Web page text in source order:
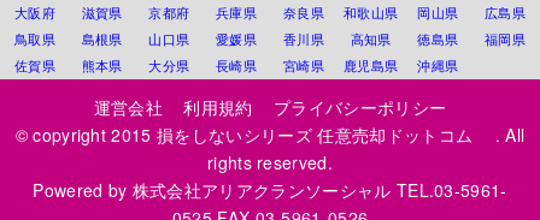
大阪府
滋賀県 京都府 兵庫県 奈良県 和歌山県 岡山県
広島県
鳥取県
島根県 山口県 愛媛県 香川県 高知県 徳島県
福岡県
佐賀県
熊本県 大分県 長崎県 宮崎県 鹿児島県 沖縄県
運営会社 利用規約
プライバシーポリシー
© copyright 2015損をしないシリーズ 任意売却ドットコム
. All
rights reserved.
Powered by 株式会社アリアクランソーシャル TEL.03-5961-